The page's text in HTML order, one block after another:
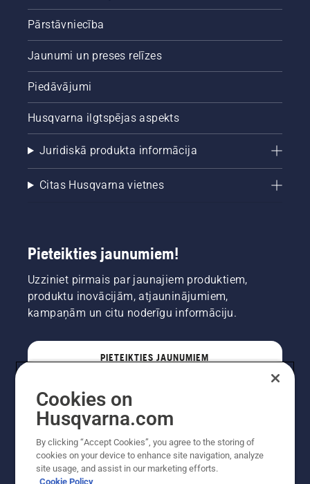
Pārstāvniecība
Jaunumi un preses relīzes
Piedāvājumi
Husqvarna ilgtspējas aspekts
Juridiskā produkta informācija
Citas Husqvarna vietnes
Pieteikties jaunumiem!
Uzziniet pirmais par jaunajiem produktiem,
produktu inovācijām, atjauninājumiem,
kampaņām un citu noderīgu informāciju.
PIETEIKTIES JAUNUMIEM
Cookies on
Husqvarna.com
By clicking “Accept Cookies”, you agree to the storing of
cookies on your device to enhance site navigation, analyze
site usage, and assist in our marketing efforts.
Cookie Policy